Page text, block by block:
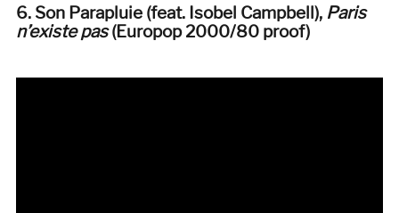
6. Son Parapluie (feat. Isobel Campbell), Paris
n’existe pas(Europop 2000/80 proof)